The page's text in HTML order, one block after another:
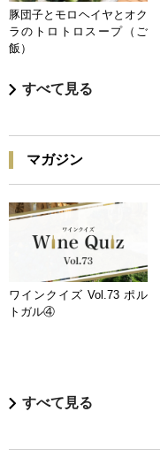
豚団子とモロヘイヤとオク
ラのトロトロスープ（ご
飯）
すべて見る
マガジン
ワインクイズ Vol.73 ポル
トガル④
すべて見る